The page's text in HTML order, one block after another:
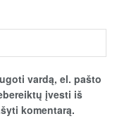
vardą, el. pašto
įvesti iš
komentarą.